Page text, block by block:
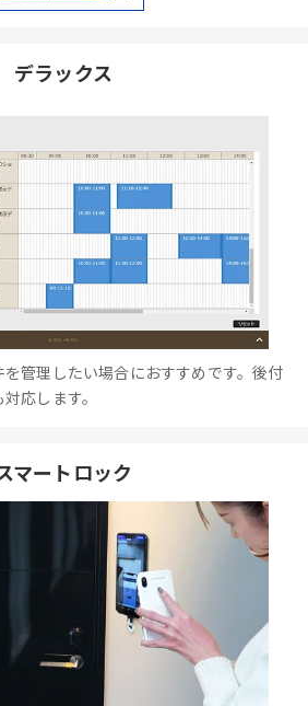
デラックス
管理したい場合におすすめです。後付
応します。
マートロック